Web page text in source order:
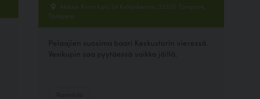
Aleksis Kiven katu 24 Kellarikerros, 33200 Tampere,
Tampere
Pelaajien suosima baari Keskustorin vieressä.
Vesikupin saa pyytäessä vaikka jäillä.